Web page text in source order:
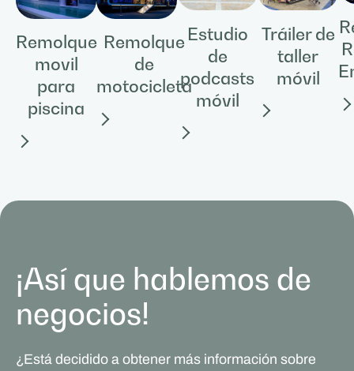
Remolque
movil
para
piscina
Remolque
de
motocicleta
Estudio
de
podcasts
móvil
Tráiler de
taller
móvil
¡Así que hablemos de
negocios!
¿Está decidido a obtener más información sobre